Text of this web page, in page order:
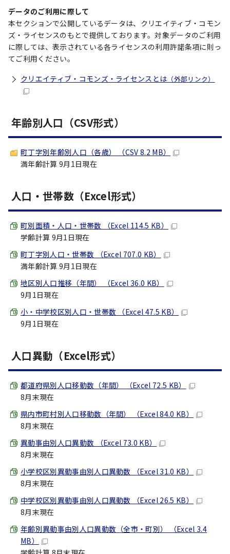
データのご利用に際して
本セクションで公開しているデータは、クリエイティブ・コモン
ズ・ライセンスのもとで提供しております。対象データのご利用
に際しては、表示されている各ライセンスの利用許諾条項に則っ
てご利用ください。
クリエイティブ・コモンズ・ライセンスとは （外部リンク）
年齢別人口（CSV形式）
町丁字別年齢別人口（各歳） （CSV 8.2 MB）
満年齢計算 9月1日現在
人口・世帯数（Excel形式）
町別面積・人口・世帯数 （Excel 114.5 KB）
学齢計算 9月1日現在
町丁字別人口・世帯数 （Excel 707.0 KB）
満年齢計算 9月1日現在
地区別人口推移（年間） （Excel 36.0 KB）
9月1日現在
小・中学校区別人口・世帯数 （Excel 47.5 KB）
9月1日現在
人口異動（Excel形式）
都道府県別人口移動数（年間） （Excel 72.5 KB）
8月末現在
県内市町村別人口移動数（年間） （Excel 84.0 KB）
8月末現在
異動事由別人口異動数 （Excel 73.0 KB）
8月末現在
小学校区別異動事由別人口異動数 （Excel 31.0 KB）
8月末現在
中学校区別異動事由別人口異動数 （Excel 26.5 KB）
8月末現在
年齢別異動事由別人口異動数（全市・町別） （Excel 3.4
MB）